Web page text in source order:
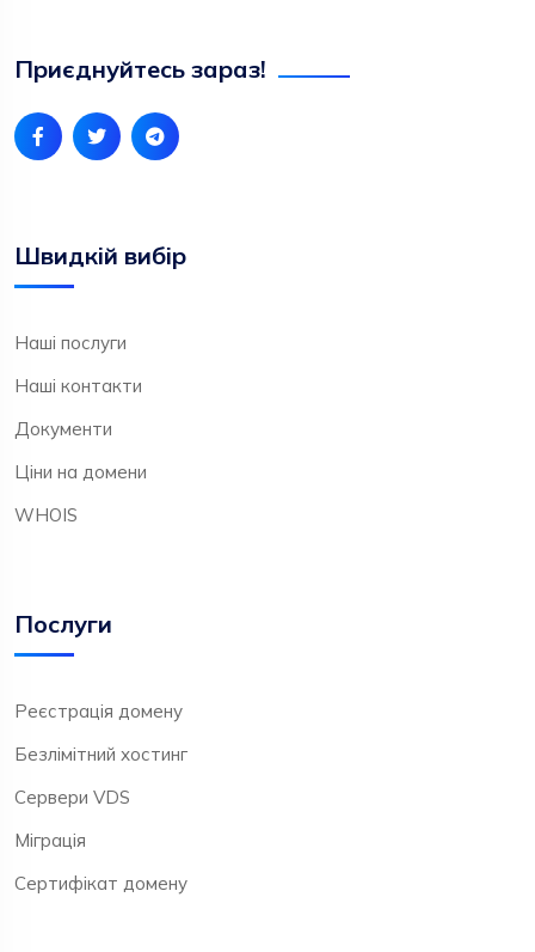
Приєднуйтесь зараз!
Швидкій вибір
Наші послуги
Наші контакти
Документи
Ціни на домени
WHOIS
Послуги
Реєстрація домену
Безлімітний хостинг
Сервери VDS
Міграція
Сертифікат домену